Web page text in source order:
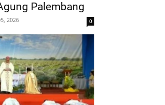
Palembang
2026 0